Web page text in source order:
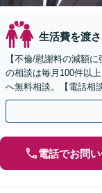
生活費を渡
【不倫/慰謝料の減額
の相談は毎月100件以
へ無料相談。【電話相
電話でお問